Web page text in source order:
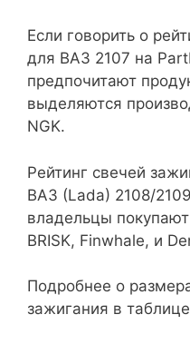
Если говорить о
для ВАЗ 2107 на
предпочитают
выделяются
NGK.
Рейтинг свечей
ВАЗ (Lada) 2108/
владельцы
BRISK, Finwhale, и
Подробнее о
зажигания в